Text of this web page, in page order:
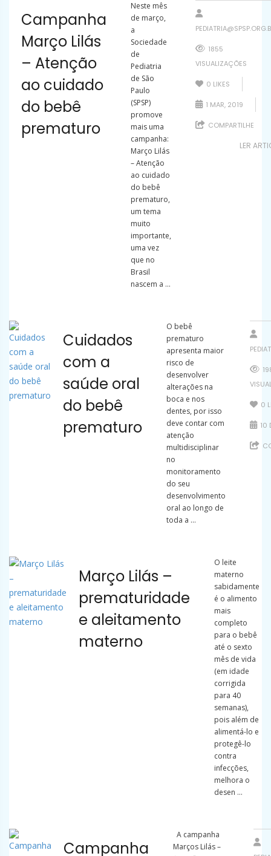
Campanha
Março Lilás
– Atenção
ao cuidado
do bebê
prematuro
Neste mês
de março,
a
Sociedade
de
Pediatria
de São
Paulo
(SPSP)
promove
mais uma
campanha:
Março Lilás
– Atenção
ao cuidado
do bebê
prematuro,
um tema
muito
importante,
uma vez
que no
Brasil
nascem a ...
1855
VISUALIZAÇÕES
0 LIKES
1 MAR, 2019
COMPARTILHE
LER
Cuidados
com a
saúde oral
do bebê
prematuro
O bebê
prematuro
apresenta maior
risco de
desenvolver
alterações na
boca e nos
dentes, por isso
deve contar com
atenção
multidisciplinar
no
monitoramento
do seu
desenvolvimento
oral ao longo de
toda a ...
0
10
Março Lilás –
prematuridade
e aleitamento
materno
O leite
materno
sabidamente
é o alimento
mais
completo
para o bebê
até o sexto
mês de vida
(em idade
corrigida
para 40
semanas),
pois além de
alimentá-lo e
protegê-lo
contra
infecções,
melhora o
desen ...
Campanha
A campanha
Marços Lilás –